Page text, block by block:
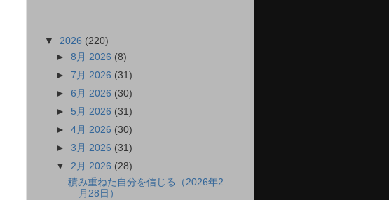
▼ 2026 (220)
►8月 2026 (8)
►7月 2026 (31)
►6月 2026 (30)
► 5月 2026 (31)
►4月 2026 (30)
►3月 2026 (31)
▼2月 2026 (28)
積み重ねた自分を信じる（2026年2
月28日）